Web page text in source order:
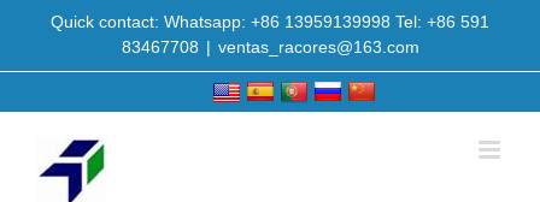
Quick contact: Whatsapp: +86 13959139998 Tel: +86 591
83467708 | ventas_racores@163.com